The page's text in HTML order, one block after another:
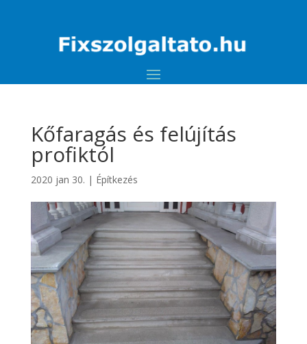
Kőfaragás és felújítás
profiktól
2020 jan 30. | Építkezés